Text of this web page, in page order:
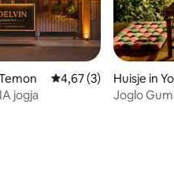
Gemiddelde
4,67 (3)
jogja
Huisje in
Joglo